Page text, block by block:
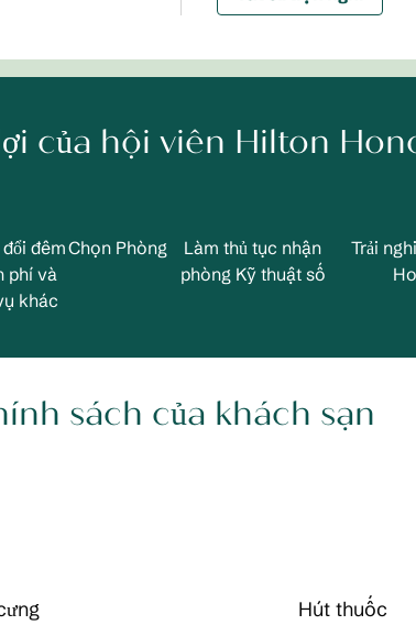
của hội viên Hilton
đêm
phí và
khác
Chọn Phòng
Làm thủ tục nhận
phòng Kỹ thuật số
Trải
sách của khách sạn
Hút thuốc